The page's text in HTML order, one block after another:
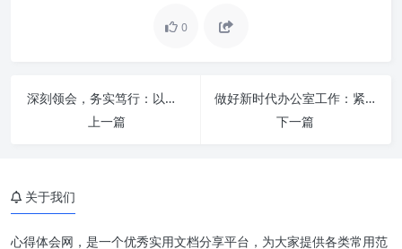
0
深刻领会，务实笃行：以习近平总书记重要指示精神引领办公室工作迈向新高度
上一篇
做好新时代办公室工作：紧紧扭住“三根针”，激活组织生命力
下一篇
锻造硬实力：如何“提高水平”赋
上新台阶”的具体策略
关于我们
心得体会网，是一个优秀实用文档分享平台，为大家提供各类常用范